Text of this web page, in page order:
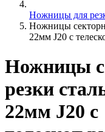
Ножницы для
Ножницы
22мм J20 с
Ножницы
резки
22мм J20 с